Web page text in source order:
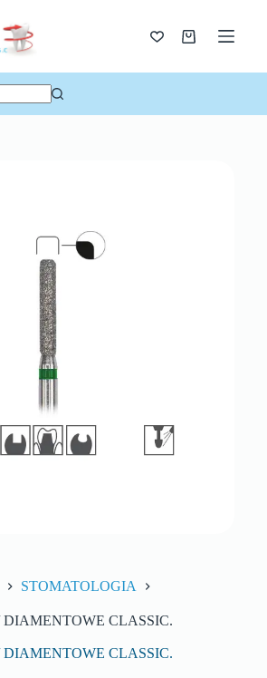
STOMATOLOGIA
DIAMENTOWE CLASSIC.
DIAMENTOWE CLASSIC.